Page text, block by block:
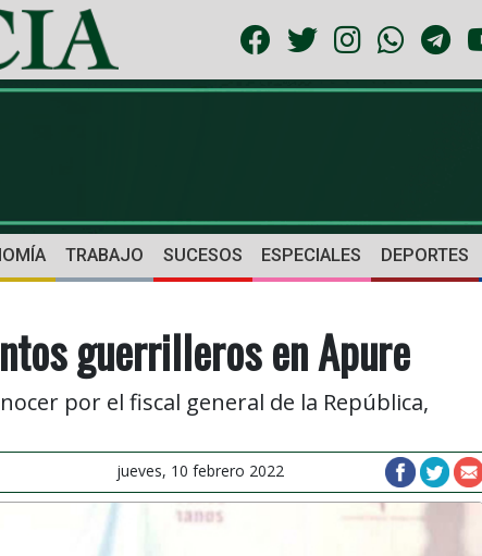
TRABAJO SUCESOS ESPECIALES DEPORTES
guerrilleros en Apure
por el fiscal general de la República,
jueves, 10 febrero 2022